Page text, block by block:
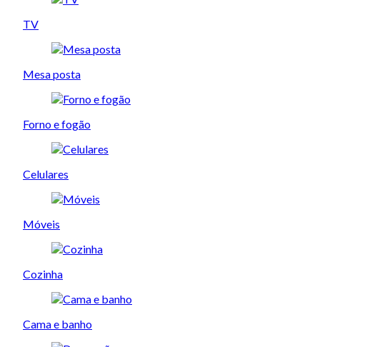
TV
Mesa posta
Forno e fogão
Celulares
Móveis
Cozinha
Cama e banho